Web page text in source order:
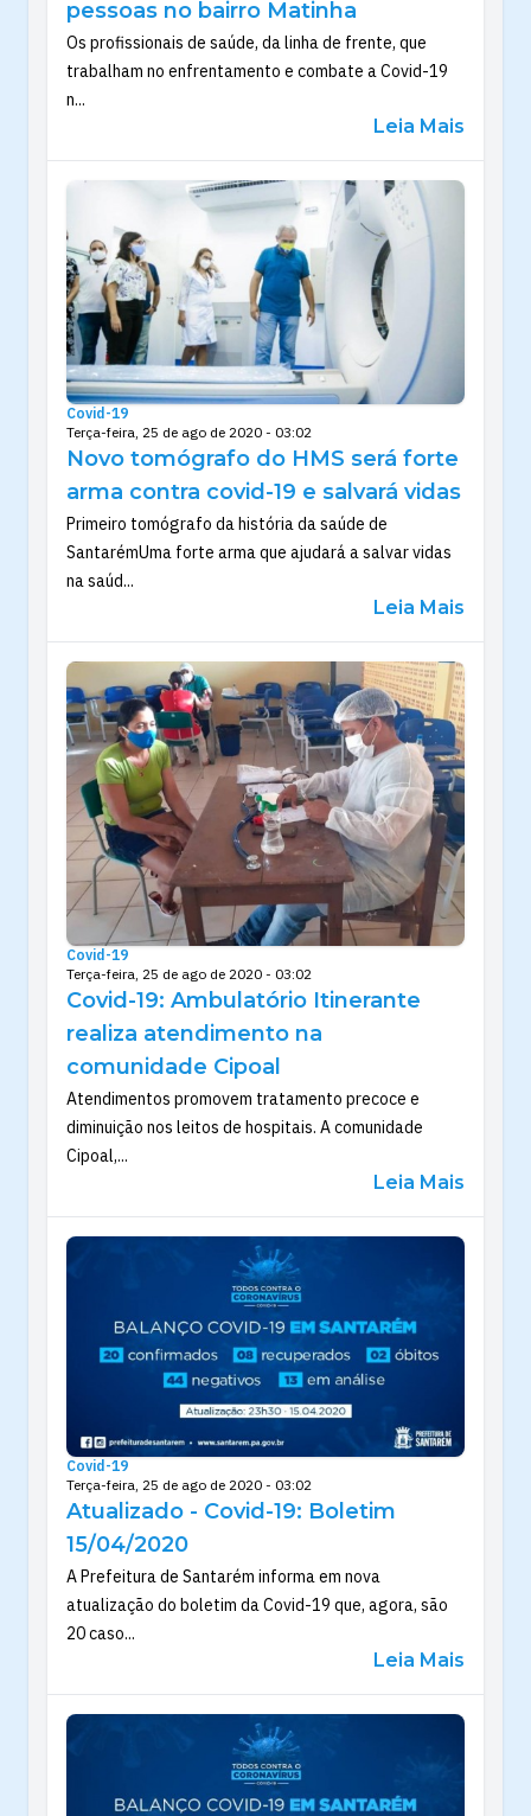
pessoas no bairro Matinha
Os profissionais de saúde, da linha de frente, que
trabalham no enfrentamento e combate a Covid-19
n...
Leia Mais
Covid-19
Terça-feira, 25 de ago de 2020 - 03:02
Novo tomógrafo do HMS será forte
arma contra covid-19 e salvará vidas
Primeiro tomógrafo da história da saúde de
SantarémUma forte arma que ajudará a salvar vidas
na saúd...
Leia Mais
Covid-19
Terça-feira, 25 de ago de 2020 - 03:02
Covid-19: Ambulatório Itinerante
realiza atendimento na
comunidade Cipoal
Atendimentos promovem tratamento precoce e
diminuição nos leitos de hospitais. A comunidade
Cipoal,...
Leia Mais
Covid-19
Terça-feira, 25 de ago de 2020 - 03:02
Atualizado - Covid-19: Boletim
15/04/2020
A Prefeitura de Santarém informa em nova
atualização do boletim da Covid-19 que, agora, são
20 caso...
Leia Mais